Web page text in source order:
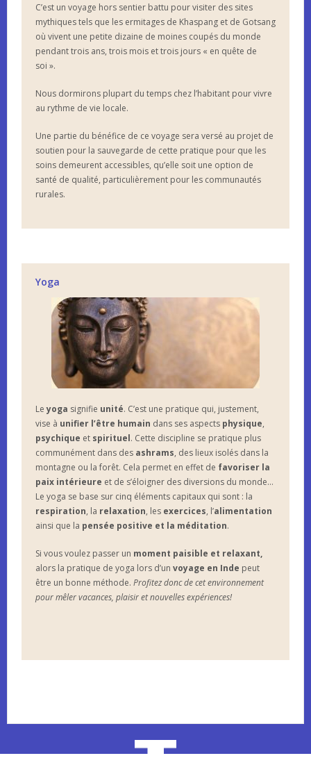
C’est un voyage hors sentier battu pour visiter des sites
mythiques tels que les ermitages de Khaspang et de Gotsang
où vivent une petite dizaine de moines coupés du monde
pendant trois ans, trois mois et trois jours « en quête de
soi ».
Nous dormirons plupart du temps chez l’habitant pour vivre
au rythme de vie locale.
Une partie du bénéfice de ce voyage sera versé au projet de
soutien pour la sauvegarde de cette pratique pour que les
soins demeurent accessibles, qu’elle soit une option de
santé de qualité, particulièrement pour les communautés
rurales.
Yoga
Leyoga signifie unité. C’est une pratique qui, justement,
vise à unifier l’être humain dans ses aspects physique,
psychique et spirituel. Cette discipline se pratique plus
communément dans des ashrams, des lieux isolés dans la
montagne ou la forêt. Cela permet en effet de favoriser la
paix intérieure et de s’éloigner des diversions du monde…
Le yoga se base sur cinq éléments capitaux qui sont : la
respiration, la relaxation, les exercices, l’alimentation
ainsi que la pensée positive et la méditation.
Si vous voulez passer un moment paisible et relaxant,
alors la pratique de yoga lors d’un voyage en Inde peut
être un bonne méthode. Profitez donc de cet environnement
pour mêler vacances, plaisir et nouvelles expériences!